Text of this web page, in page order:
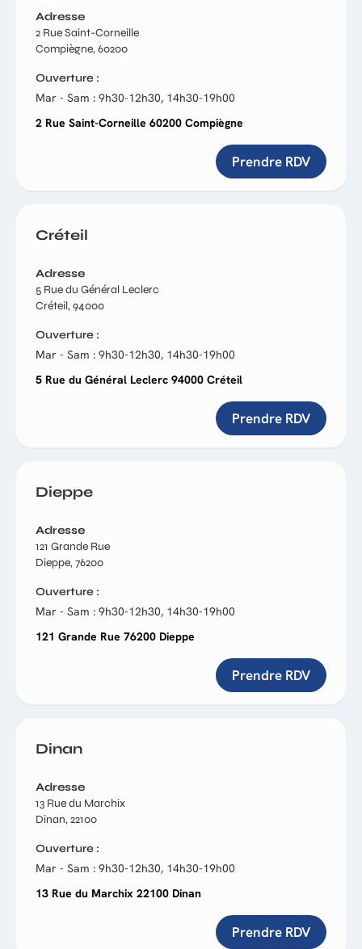
Adresse
2 Rue Saint-Corneille
Compiègne, 60200
Ouverture
Mar - Sam : 9h30-12h30, 14h30-19h00
2 Rue Saint-Corneille 60200 Compiègne
Prendre RDV
Créteil
Adresse
5 Rue du Général Leclerc
Créteil, 94000
Ouverture
Mar - Sam : 9h30-12h30, 14h30-19h00
5 Rue du Général Leclerc 94000 Créteil
Prendre RDV
Dieppe
Adresse
121 Grande Rue
Dieppe, 76200
Ouverture
Mar - Sam : 9h30-12h30, 14h30-19h00
121 Grande Rue 76200 Dieppe
Prendre RDV
Dinan
Adresse
13 Rue du Marchix
Dinan, 22100
Ouverture
Mar - Sam : 9h30-12h30, 14h30-19h00
13 Rue du Marchix 22100 Dinan
Prendre RDV